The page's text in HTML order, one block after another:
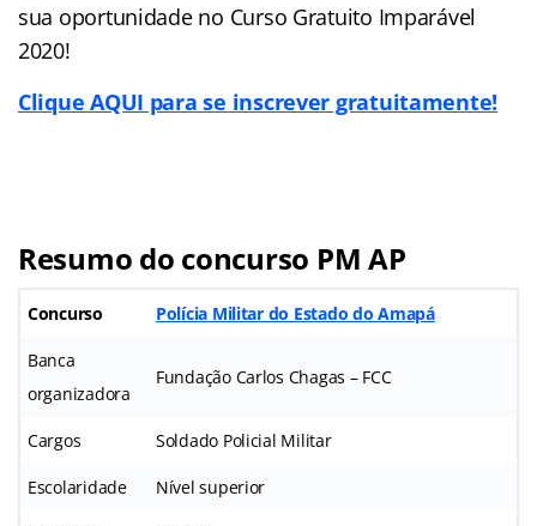
sua oportunidade no Curso Gratuito Imparável
2020!
Clique AQUI para se inscrever gratuitamente!
Resumo do concurso PM AP
Concurso Polícia Militar do Estado do Amapá
Banca
organizadora
Fundação Carlos Chagas – FCC
Cargos Soldado Policial Militar
Escolaridade Nível superior